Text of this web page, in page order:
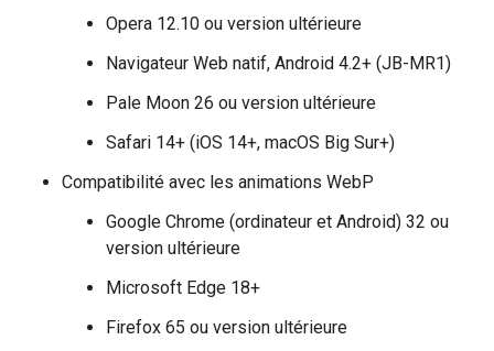
Opera 12.10 ou version ultérieure
Navigateur Web natif, Android 4.2+ (JB-MR1)
Pale Moon 26 ou version ultérieure
Safari 14+ (iOS 14+, macOS Big Sur+)
Compatibilité avec les animations WebP
Google Chrome (ordinateur et Android) 32 ou
version ultérieure
Microsoft Edge 18+
Firefox 65 ou version ultérieure